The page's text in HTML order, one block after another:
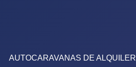
AUTOCARAVANAS DE ALQUILER